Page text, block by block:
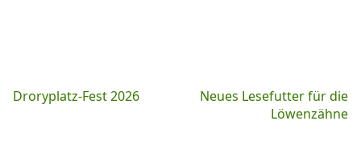
Beitragsnavigation
Droryplatz-Fest 2026
Neues Lesefutter für die
Löwenzähne